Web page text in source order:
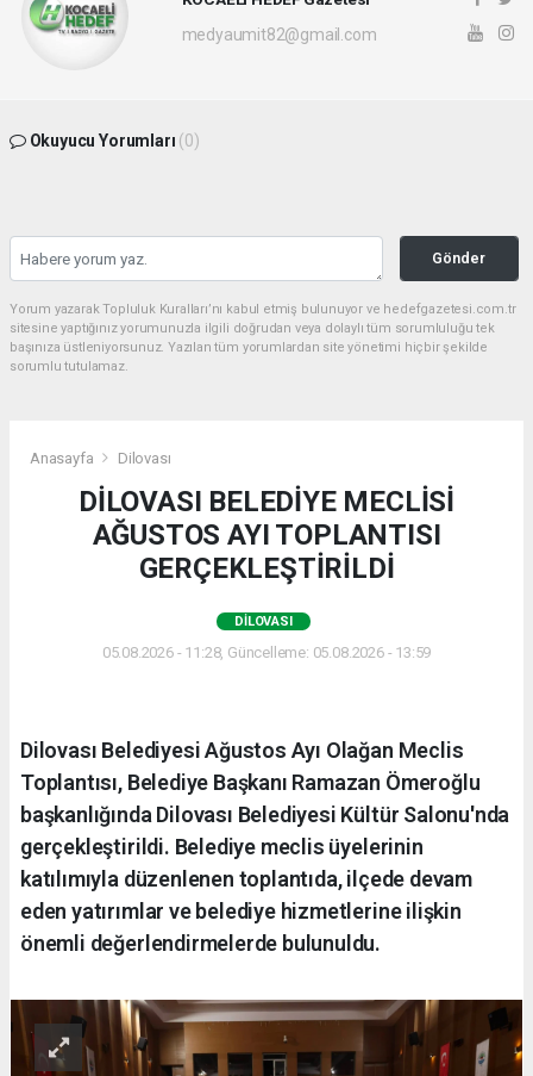
medyaumit82@gmail.com
Okuyucu Yorumları (0)
Gönder
Yorum yazarak Topluluk Kuralları’nı kabul etmiş bulunuyor ve hedefgazetesi.com.tr
sitesine yaptığınız yorumunuzla ilgili doğrudan veya dolaylı tüm sorumluluğu tek
başınıza üstleniyorsunuz. Yazılan tüm yorumlardan site yönetimi hiçbir şekilde
sorumlu tutulamaz.
Anasayfa Dilovası
DİLOVASI BELEDİYE MECLİSİ
AĞUSTOS AYI TOPLANTISI
GERÇEKLEŞTİRİLDİ
DILOVASI
05.08.2026 - 11:28, Güncelleme: 05.08.2026 - 13:59
Dilovası Belediyesi Ağustos Ayı Olağan Meclis
Toplantısı, Belediye Başkanı Ramazan Ömeroğlu
başkanlığında Dilovası Belediyesi Kültür Salonu'nda
gerçekleştirildi. Belediye meclis üyelerinin
katılımıyla düzenlenen toplantıda, ilçede devam
eden yatırımlar ve belediye hizmetlerine ilişkin
önemli değerlendirmelerde bulunuldu.